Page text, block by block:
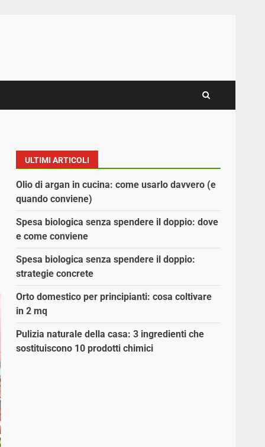
ULTIMI ARTICOLI
Olio di argan in cucina: come usarlo davvero (e
quando conviene)
Spesa biologica senza spendere il doppio: dove
e come conviene
Spesa biologica senza spendere il doppio:
strategie concrete
Orto domestico per principianti: cosa coltivare
in 2 mq
Pulizia naturale della casa: 3 ingredienti che
sostituiscono 10 prodotti chimici